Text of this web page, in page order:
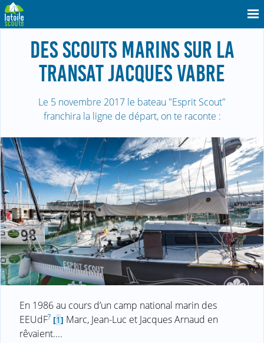
DES SCOUTS MARINS SUR LA
TRANSAT JACQUES VABRE
Le 5 novembre 2017 le bateau "Esprit Scout"
franchira la ligne de départ, on te raconte :
En 1986 au cours d’un camp national marin des
EEUdF? [1] Marc, Jean-Luc et Jacques Arnaud en
rêvaient....